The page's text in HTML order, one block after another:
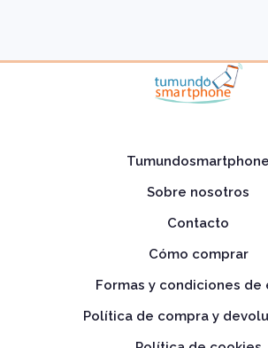
Tumundosmartphone
Sobre nosotros
Contacto
Cómo comprar
Formas y condiciones de
Política de compra y